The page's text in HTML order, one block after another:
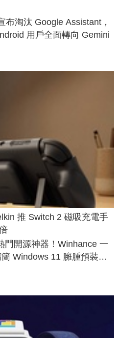
布淘汰 Google Assistant，
用戶全面轉向 Gemini
推 Switch 2 磁吸充電手
門開源神器！Winhance 一
Windows 11 臃腫預裝軟